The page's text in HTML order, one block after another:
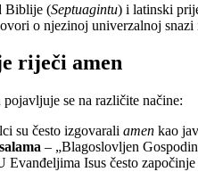
Biblije (Septuagintu) i latinski
o njezinoj univerzalnoj snazi
riječi amen
se na različite načine:
su često izgovarali amen kao
– „Blagoslovljen
Evanđeljima Isus često